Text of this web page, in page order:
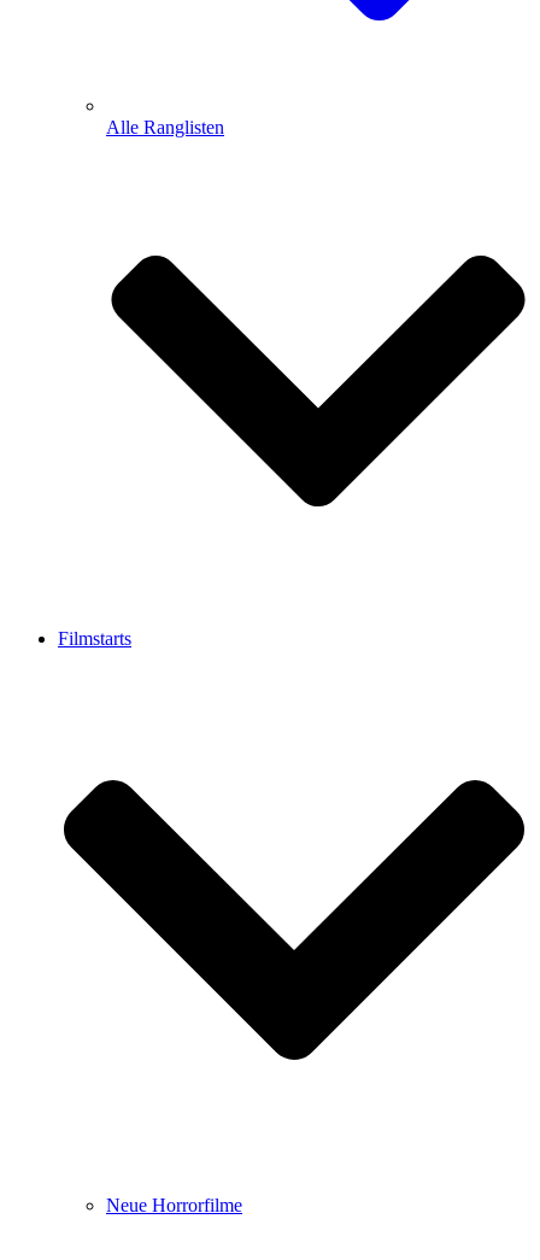
Alle Ranglisten
Filmstarts
Neue Horrorfilme